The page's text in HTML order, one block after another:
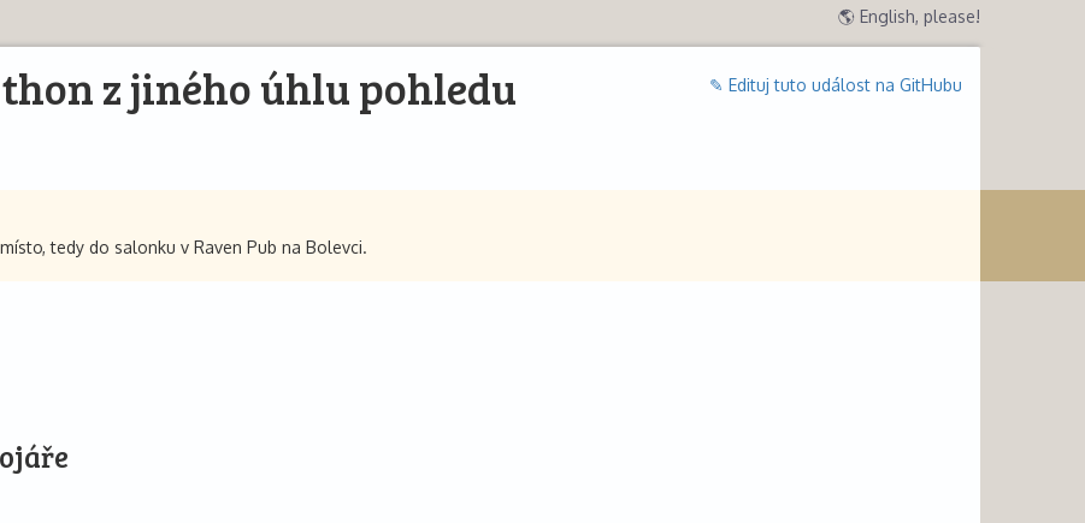
🌎 English, please!
✎ Edituj tuto událost na GitHubu
z jiného úhlu pohledu
tedy do salonku v Raven Pub na Bolevci.